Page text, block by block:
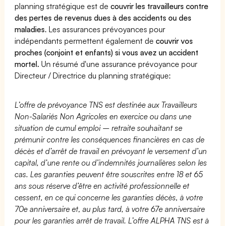
planning stratégique est decouvrir les travailleurs contre
des pertes de revenus dues à des accidents ou des
maladies. Les assurances prévoyances pour
indépendants permettent également decouvrir vos
proches (conjoint et enfants) si vous avez un accident
mortel. Un résumé d'une assurance prévoyance pour
Directeur / Directrice du planning stratégique:
L’offre de prévoyance TNS est destinée aux Travailleurs
Non-Salariés Non Agricoles en exercice ou dans une
situation de cumul emploi – retraite souhaitant se
prémunir contre les conséquences financières en cas de
décès et d’arrêt de travail en prévoyant le versement d’un
capital, d’une rente ou d’indemnités journalières selon les
cas. Les garanties peuvent être souscrites entre 18 et 65
ans sous réserve d’être en activité professionnelle et
cessent, en ce qui concerne les garanties décès, à votre
70e anniversaire et, au plus tard, à votre 67e anniversaire
pour les garanties arrêt de travail. L’offre ALPHA TNS est à